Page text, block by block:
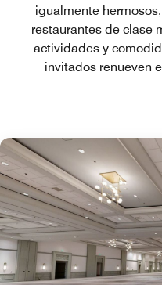
igualmente
restaurantes de clase
actividades y
invitados renueven